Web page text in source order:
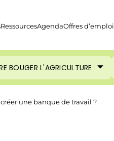
RessourcesAgendaOffres d’emploi
BOUGER L'AGRICULTURE
une banque de travail ?